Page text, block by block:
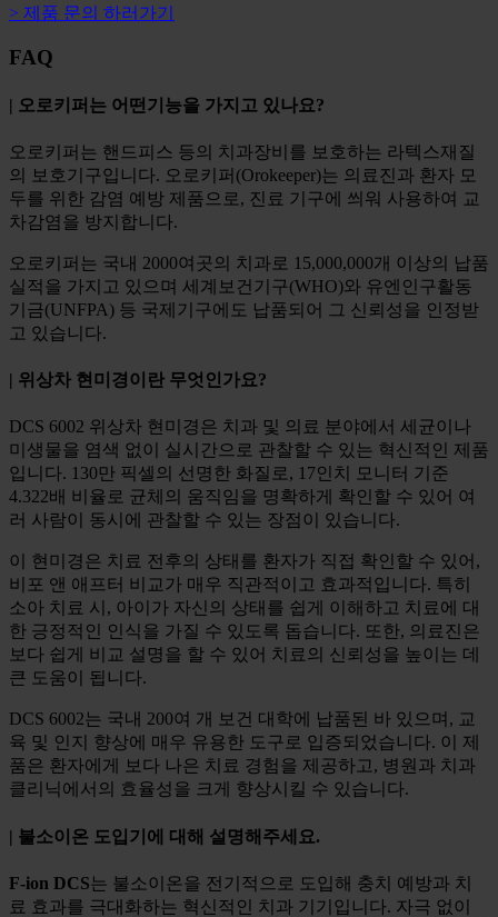
> 제품 문의 하러가기
FAQ
| 오로키퍼는 어떤기능을 가지고 있나요?
오로키퍼는 핸드피스 등의 치과장비를 보호하는 라텍스재질
의 보호기구입니다. 오로키퍼(Orokeeper)는 의료진과 환자 모
두를 위한 감염 예방 제품으로, 진료 기구에 씌워 사용하여 교
차감염을 방지합니다.
오로키퍼는 국내 2000여곳의 치과로 15,000,000개 이상의 납품
실적을 가지고 있으며 세계보건기구(WHO)와 유엔인구활동
기금(UNFPA) 등 국제기구에도 납품되어 그 신뢰성을 인정받
고 있습니다.
| 위상차 현미경이란 무엇인가요?
DCS 6002 위상차 현미경은 치과 및 의료 분야에서 세균이나
미생물을 염색 없이 실시간으로 관찰할 수 있는 혁신적인 제품
입니다. 130만 픽셀의 선명한 화질로, 17인치 모니터 기준
4.322배 비율로 균체의 움직임을 명확하게 확인할 수 있어 여
러 사람이 동시에 관찰할 수 있는 장점이 있습니다.
이 현미경은 치료 전후의 상태를 환자가 직접 확인할 수 있어,
비포 앤 애프터 비교가 매우 직관적이고 효과적입니다. 특히
소아 치료 시, 아이가 자신의 상태를 쉽게 이해하고 치료에 대
한 긍정적인 인식을 가질 수 있도록 돕습니다. 또한, 의료진은
보다 쉽게 비교 설명을 할 수 있어 치료의 신뢰성을 높이는 데
큰 도움이 됩니다.
DCS 6002는 국내 200여 개 보건 대학에 납품된 바 있으며, 교
육 및 인지 향상에 매우 유용한 도구로 입증되었습니다. 이 제
품은 환자에게 보다 나은 치료 경험을 제공하고, 병원과 치과
클리닉에서의 효율성을 크게 향상시킬 수 있습니다.
| 불소이온 도입기에 대해 설명해주세요.
F-ion DCS는 불소이온을 전기적으로 도입해 충치 예방과 치
료 효과를 극대화하는 혁신적인 치과 기기입니다. 자극 없이